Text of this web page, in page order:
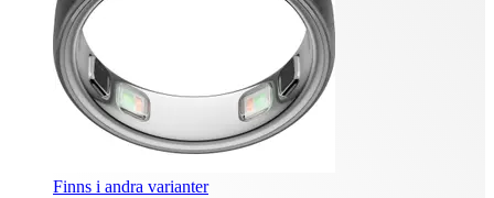
Finns i andra varianter